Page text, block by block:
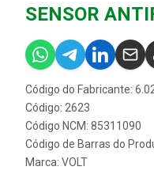
SENSOR
Código do Fabricante:
Código: 2623
Código NCM: 85311090
Código de Barras do
Marca: VOLT